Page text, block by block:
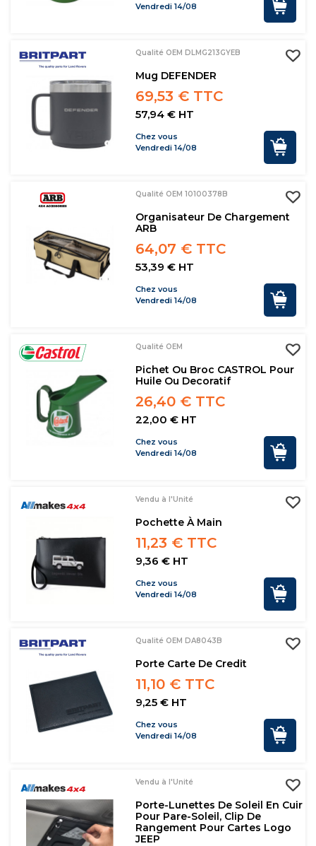
Vendredi 14/08
Qualité OEM DLMG213GYEB
Mug DEFENDER
69,53 € TTC
57,94 € HT
Chez vous
Vendredi 14/08
Qualité OEM 10100378B
Organisateur De Chargement
ARB
64,07 € TTC
53,39 € HT
Chez vous
Vendredi 14/08
Qualité OEM
Pichet Ou Broc CASTROL Pour
Huile Ou Decoratif
26,40 € TTC
22,00 € HT
Chez vous
Vendredi 14/08
Vendu à l'Unité
Pochette À Main
11,23 € TTC
9,36 € HT
Chez vous
Vendredi 14/08
Qualité OEM DA8043B
Porte Carte De Credit
11,10 € TTC
9,25 € HT
Chez vous
Vendredi 14/08
Vendu à l'Unité
Porte-Lunettes De Soleil En Cuir
Pour Pare-Soleil, Clip De
Rangement Pour Cartes Logo
JEEP